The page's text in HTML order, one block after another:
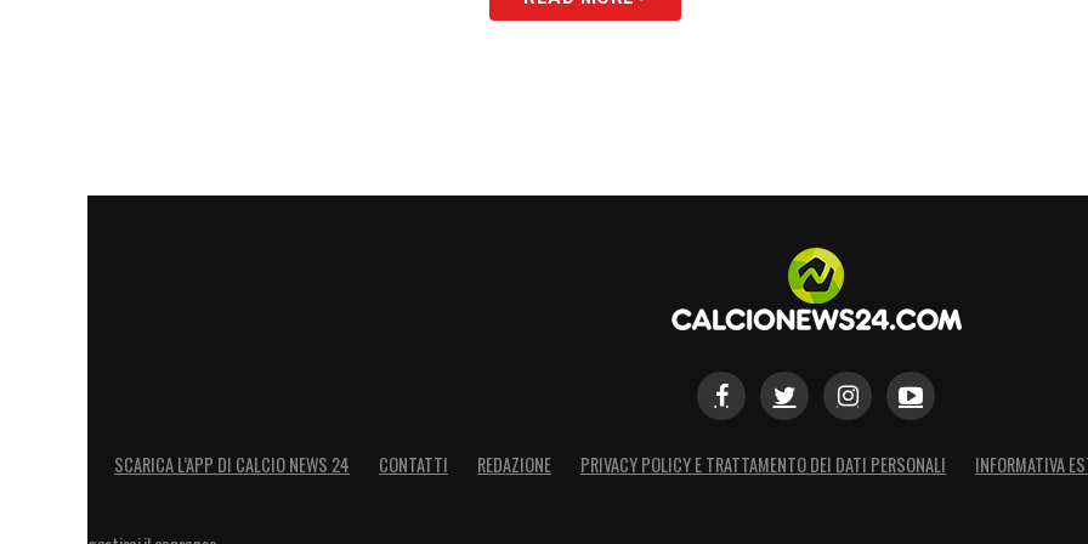
SCARICA L’APP DI CALCIO NEWS 24 CONTATTI REDAZIONE PRIVACY POLICY E TRATTAMENTO DEI DATI PERSONALI INFORMATIVA